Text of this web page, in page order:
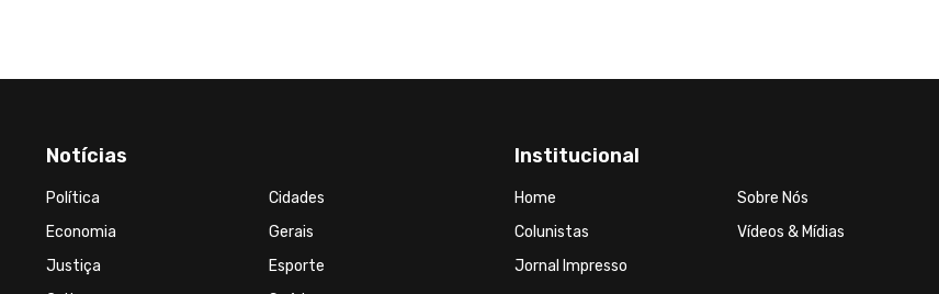
Notícias
Política
Cidades
Economia
Gerais
Justiça
Esporte
Institucional
Home
Sobre Nós
Colunistas
Vídeos & Mídias
Jornal Impresso